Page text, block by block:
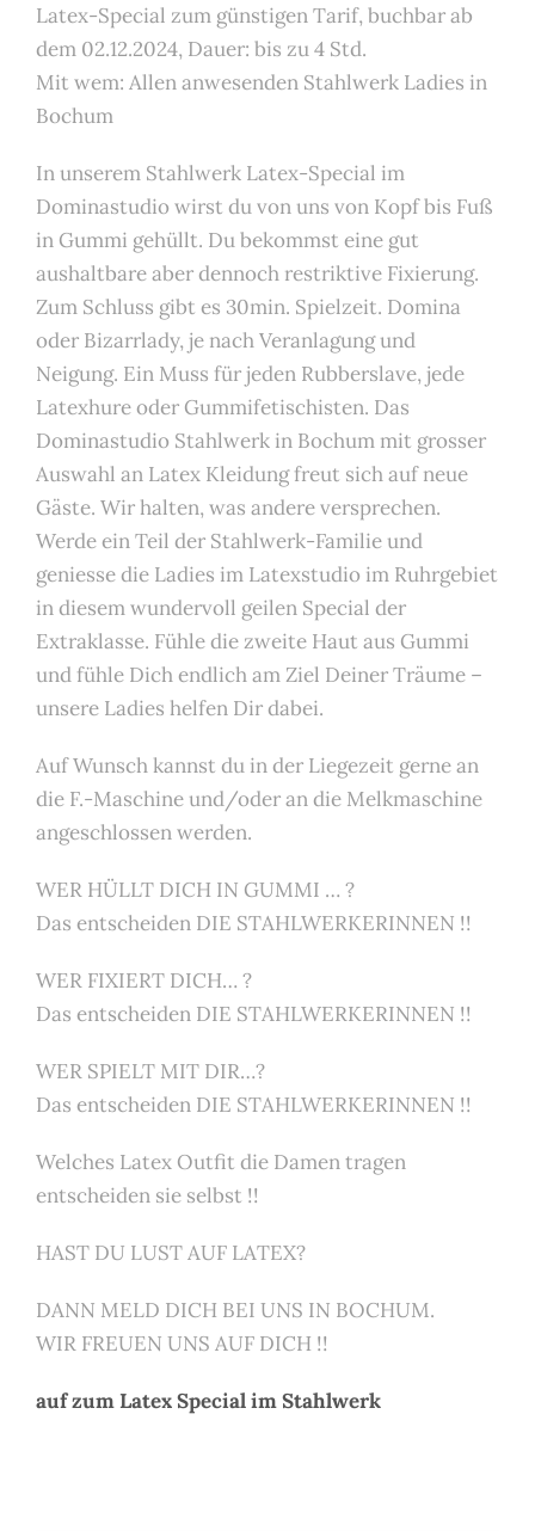
Latex-Special zum günstigen Tarif, buchbar ab
dem 02.12.2024, Dauer: bis zu 4 Std.
Mit wem: Allen anwesenden Stahlwerk Ladies in
Bochum
In unserem Stahlwerk Latex-Special im
Dominastudio wirst du von uns von Kopf bis Fuß
in Gummi gehüllt. Du bekommst eine gut
aushaltbare aber dennoch restriktive Fixierung.
Zum Schluss gibt es 30min. Spielzeit. Domina
oder Bizarrlady, je nach Veranlagung und
Neigung. Ein Muss für jeden Rubberslave, jede
Latexhure oder Gummifetischisten. Das
Dominastudio Stahlwerk in Bochum mit grosser
Auswahl an Latex Kleidung freut sich auf neue
Gäste. Wir halten, was andere versprechen.
Werde ein Teil der Stahlwerk-Familie und
geniesse die Ladies im Latexstudio im Ruhrgebiet
in diesem wundervoll geilen Special der
Extraklasse. Fühle die zweite Haut aus Gummi
und fühle Dich endlich am Ziel Deiner Träume –
unsere Ladies helfen Dir dabei.
Auf Wunsch kannst du in der Liegezeit gerne an
die F.-Maschine und/oder an die Melkmaschine
angeschlossen werden.
WER HÜLLT DICH IN GUMMI … ?
Das entscheiden DIE STAHLWERKERINNEN !!
WER FIXIERT DICH… ?
Das entscheiden DIE STAHLWERKERINNEN !!
WER SPIELT MIT DIR…?
Das entscheiden DIE STAHLWERKERINNEN !!
Welches Latex Outfit die Damen tragen
entscheiden sie selbst !!
HAST DU LUST AUF LATEX?
DANN MELD DICH BEI UNS IN BOCHUM.
WIR FREUEN UNS AUF DICH !!
auf zum Latex Special im Stahlwerk